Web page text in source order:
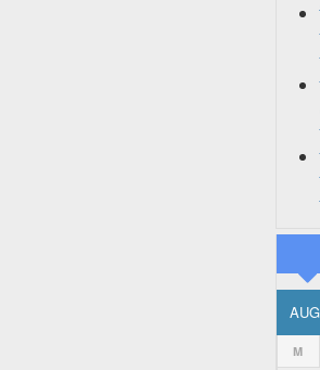
M